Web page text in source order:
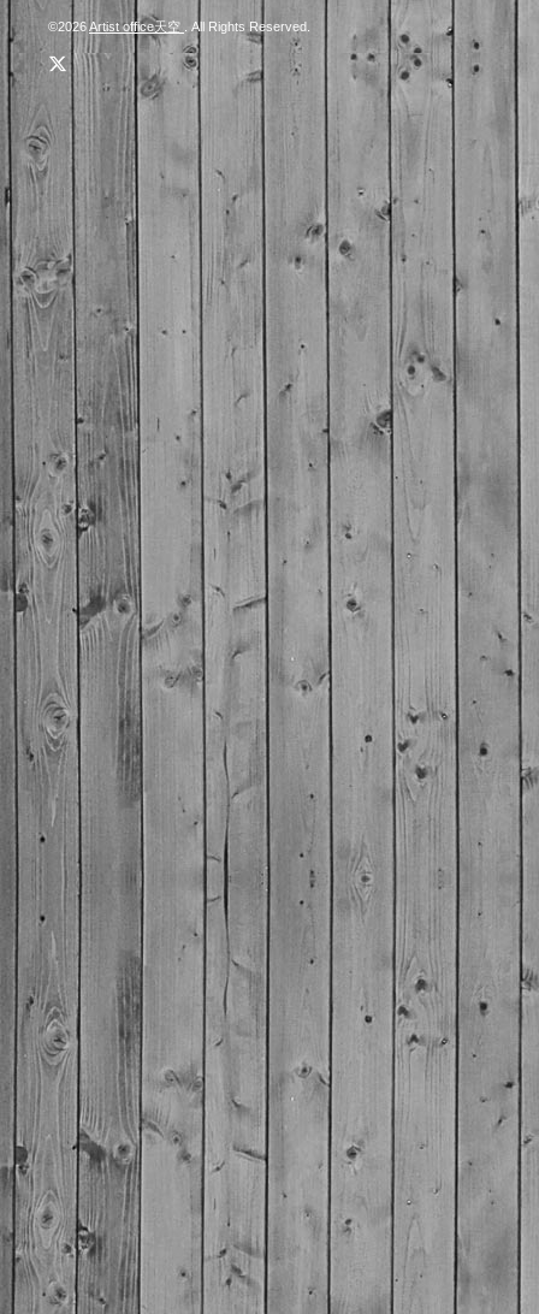
©2026Artist office天空 . All Rights Reserved.